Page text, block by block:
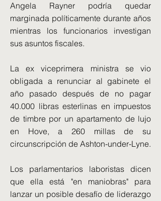
Angela Rayner podría quedar
marginada políticamente durante años
mientras los funcionarios investigan
sus asuntos fiscales.
La ex viceprimera ministra se vio
obligada a renunciar al gabinete el
año pasado después de no pagar
40.000 libras esterlinas en impuestos
de timbre por un apartamento de lujo
en Hove, a 260 millas de su
circunscripción de Ashton-under-Lyne.
Los parlamentarios laboristas dicen
que ella está "en maniobras" para
lanzar un posible desafío de liderazgo